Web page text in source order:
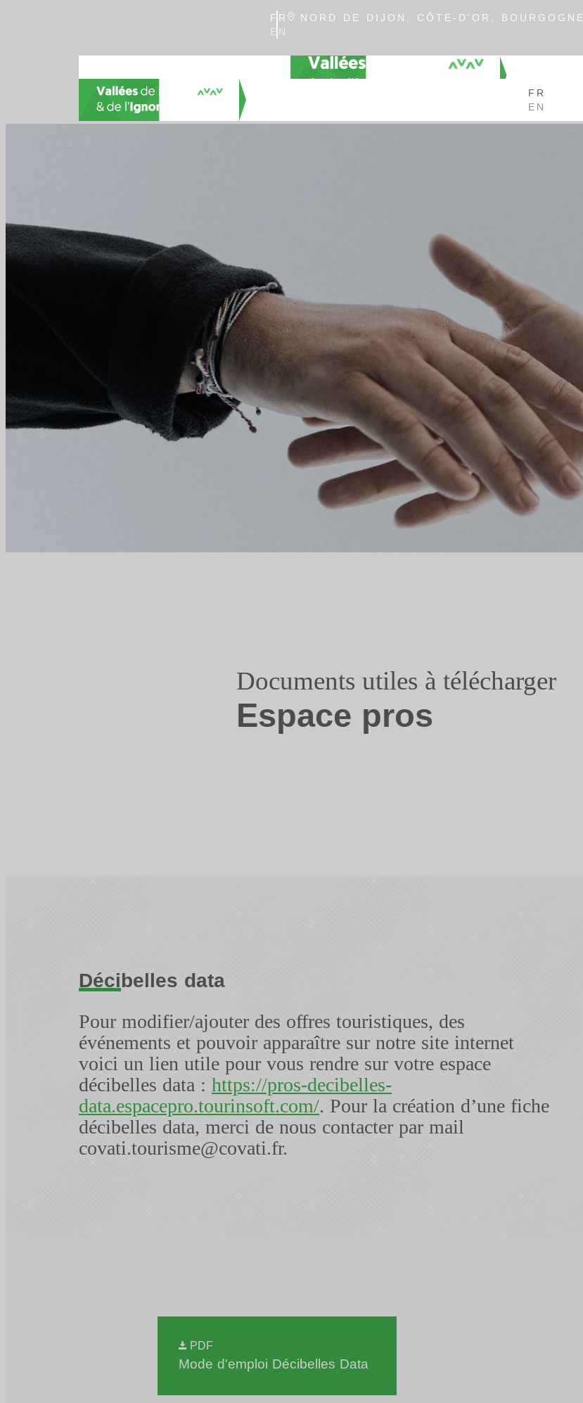
FR
EN
NORD DE DIJON, CÔTE-D’OR, BOURGOGNE
FR
EN
Documents utiles à télécharger
Espace pros
Décibelles data
Pour modifier/ajouter des offres touristiques, des
événements et pouvoir apparaître sur notre site internet
voici un lien utile pour vous rendre sur votre espace
décibelles data : https://pros-decibelles-
data.espacepro.tourinsoft.com/. Pour la création d’une fiche
décibelles data, merci de nous contacter par mail
covati.tourisme@covati.fr.
PDF
Mode d'emploi Décibelles Data